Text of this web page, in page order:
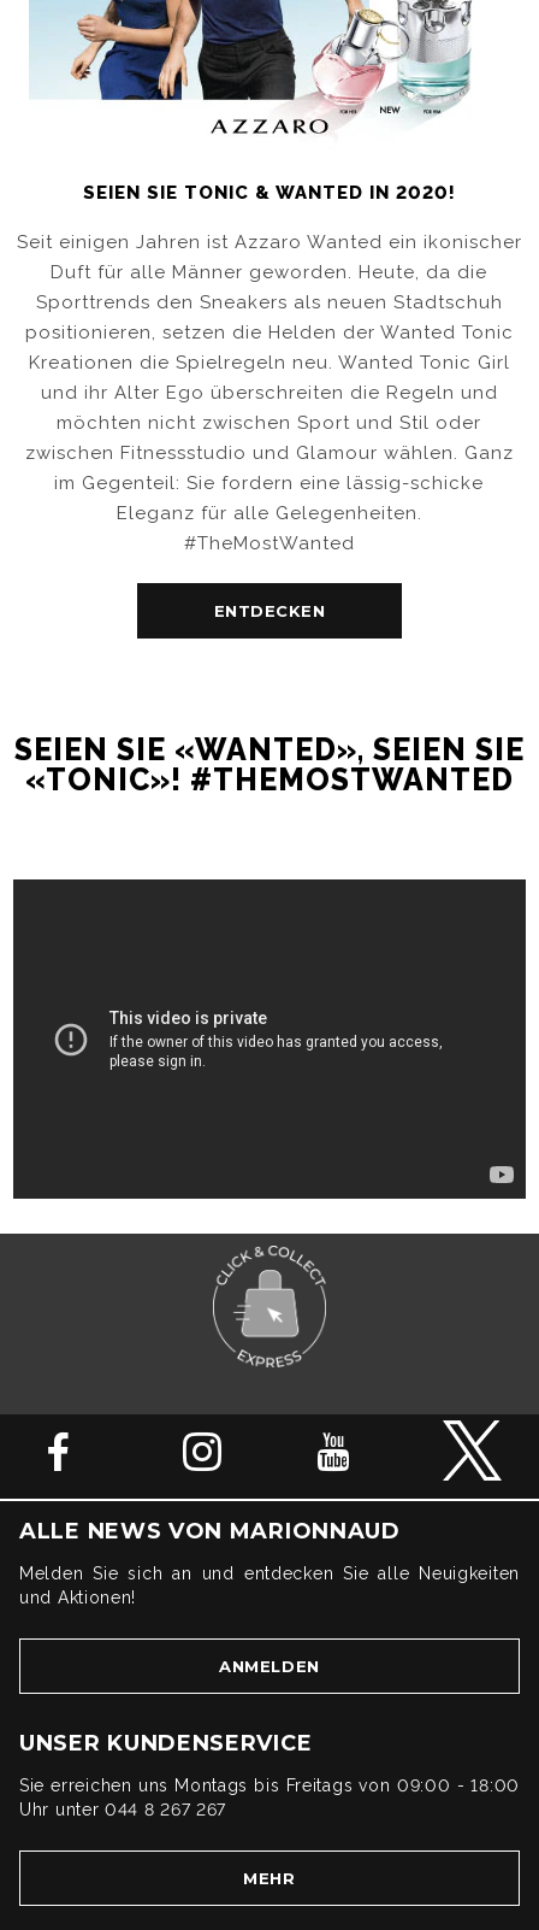
SEIEN SIE TONIC & WANTED IN 2020!
Seit einigen Jahren ist Azzaro Wanted ein ikonischer
Duft für alle Männer geworden. Heute, da die
Sporttrends den Sneakers als neuen Stadtschuh
positionieren, setzen die Helden der Wanted Tonic
Kreationen die Spielregeln neu. Wanted Tonic Girl
und ihr Alter Ego überschreiten die Regeln und
möchten nicht zwischen Sport und Stil oder
zwischen Fitnessstudio und Glamour wählen. Ganz
im Gegenteil: Sie fordern eine lässig-schicke
Eleganz für alle Gelegenheiten.
#TheMostWanted
ENTDECKEN
SEIEN SIE «WANTED», SEIEN SIE
«TONIC»! #THEMOSTWANTED
ALLE NEWS VON MARIONNAUD
Melden Sie sich an und entdecken Sie alle Neuigkeiten
und Aktionen!
ANMELDEN
UNSER KUNDENSERVICE
Sie erreichen uns Montags bis Freitags von 09:00 - 18:00
Uhr unter 044 8 267 267
MEHR